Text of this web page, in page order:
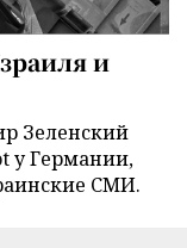
и
Зеленский
у Германии,
СМИ.